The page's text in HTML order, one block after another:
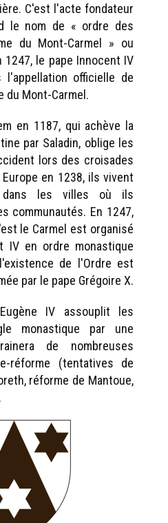
C'est l'acte fondateur
le nom de « ordre des
du Mont-Carmel » ou
1247, le pape Innocent IV
l'appellation officielle de
du Mont-Carmel.
en 1187, qui achève la
par Saladin, oblige les
lors des croisades
en 1238, ils vivent
les villes où ils
communautés. En 1247,
le Carmel est organisé
IV en ordre monastique
de l'Ordre est
par le pape Grégoire X.
IV assouplit les
monastique par une
de nombreuses
réforme (tentatives de
réforme de Mantoue,